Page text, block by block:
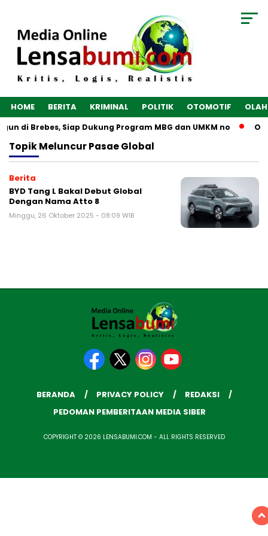
HOME BERITA KRIMINAL POLITIK OTOMOTIF
di Brebes, Siap Dukung Program MBG dan UMKM no
TopikMeluncur Pasae Global
Berita
BYD Tang L Bakal Debut Global
Dengan Nama Atto 8
Minggu, 26 Oktober 2025 - 08:09 WIB
BERANDA PRIVACY POLICY
REDAKSI
PEDOMAN PEMBERITAAN MEDIA SIBER
COPYRIGHT © 2026 LENSABUMI.COM - ALL RIGHTS RESERVED